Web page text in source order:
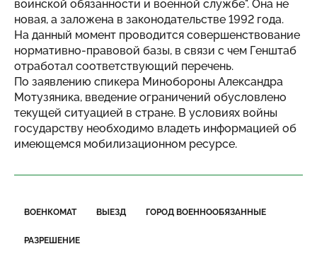
воинской обязанности и военной службе". Она не
новая, а заложена в законодательстве 1992 года.
На данный момент проводится совершенствование
нормативно-правовой базы, в связи с чем Генштаб
отработал соответствующий перечень.
По заявлению спикера Минобороны Александра
Мотузяника, введение ограничений обусловлено
текущей ситуацией в стране. В условиях войны
государству необходимо владеть информацией об
имеющемся мобилизационном ресурсе.
ВОЕНКОМАТ ВЫЕЗД ГОРОД ВОЕННООБЯЗАННЫЕ
РАЗРЕШЕНИЕ